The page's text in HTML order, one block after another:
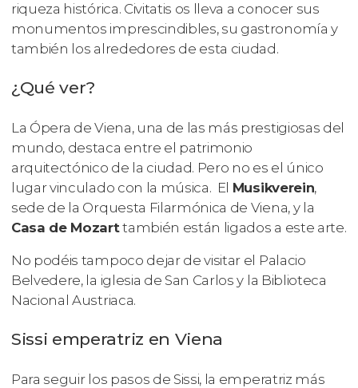
riqueza histórica. Civitatis os lleva a conocer sus
monumentos imprescindibles, su gastronomía y
también los alrededores de esta ciudad.
¿Qué ver?
La Ópera de Viena, una de las más prestigiosas del
mundo, destaca entre el patrimonio
arquitectónico de la ciudad. Pero no es el único
lugar vinculado con la música. El Musikverein,
sede de la Orquesta Filarmónica de Viena, y la
Casa de Mozarttambién están ligados a este arte.
No podéis tampoco dejar de visitar el Palacio
Belvedere, la iglesia de San Carlos y la Biblioteca
Nacional Austriaca.
Sissi emperatriz en Viena
Para seguir los pasos de Sissi, la emperatriz más